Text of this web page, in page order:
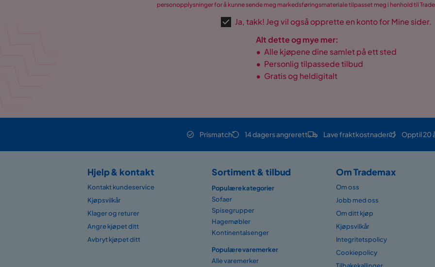
personopplysninger for å kunne sende meg markedsføringsmateriale tilpasset meg i henhold til
Ja, takk! Jeg vil også opprette en konto for Mine sider.
Alt dette og mye mer:
• Alle kjøpene dine samlet på ett sted
• Personlig tilpassede tilbud
• Gratis og heldigitalt
Prismatch 14 dagers angrerett Lave fraktkostnader Opptil 20
Hjelp & kontakt
Kontakt kundeservice
Kjøpsvilkår
Klager og returer
Angre kjøpet ditt
Avbryt kjøpet ditt
Sortiment & tilbud
Populære kategorier
Sofaer
Spisegrupper
Hagemøbler
Kontinentalsenger
Populære varemerker
Alle varemerker
Om Trademax
Om oss
Jobb med oss
Om ditt kjøp
Kjøpsvilkår
Integritetspolicy
Cookiepolicy